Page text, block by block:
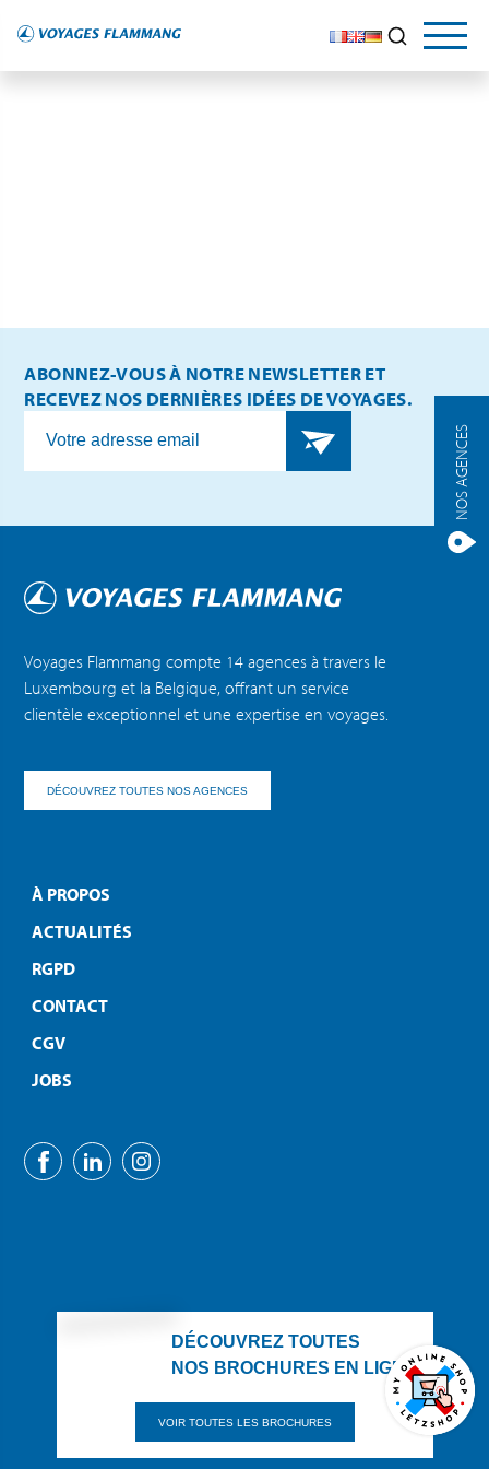
NOS AGENCES
ABONNEZ-VOUS À NOTRE NEWSLETTER ET
RECEVEZ NOS DERNIÈRES IDÉES DE VOYAGES.
Voyages Flammang compte 14 agences à travers le
Luxembourg et la Belgique, offrant un service
clientèle exceptionnel et une expertise en voyages.
DÉCOUVREZ TOUTES NOS AGENCES
À PROPOS
ACTUALITÉS
RGPD
CONTACT
CGV
JOBS
DÉCOUVREZ TOUTES
NOS BROCHURES EN LIGNE
VOIR TOUTES LES BROCHURES